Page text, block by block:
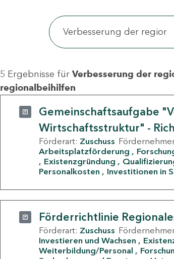
5 Ergebnisse für Verbesserung der
regionalbeihilfen
Gemeinschaftsaufgabe
Wirtschaftsstruktur" -
Förderart: Zuschuss
Arbeitsplatzförderung
Existenzgründung
Personalkosten
Investitionen in
Förderrichtlinie
Förderart: Zuschuss
Investieren und Wachsen
Weiterbildung/Personal